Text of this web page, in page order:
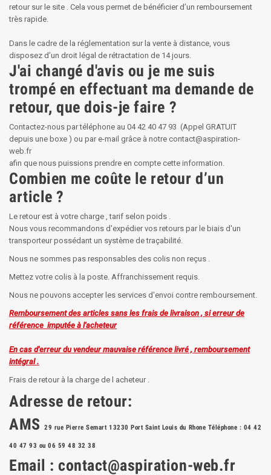
retour sur le site . Cela vous permet de bénéficier d’un remboursement
très rapide.
Dans le cadre de la réglementation sur la vente à distance, vous
disposez d’un droit légal de rétractation de 14 jours.
J'ai changé d'avis ou je me suis
trompé en effectuant ma demande de
retour, que dois-je faire ?
Contactez-nous par téléphone au 04 42 40 47 93 (Appel GRATUIT
depuis une boxe ) ou par e-mail grâce à notre contact@aspiration-
web.fr
afin que nous puissions prendre en compte cette information.
Combien me coûte le retour d’un
article ?
Le retour est à votre charge , tarif selon poids .
Nous vous recommandons d'expédier vos retours par le biais d'un
transporteur possédant un système de traçabilité.
Nous ne sommes pas responsables des colis non reçus .
Mettez votre colis à la poste. Affranchissement requis.
Nous ne pouvons accepter les services d'envoi contre remboursement.
Remboursement des articles sans les frais de livraison , si erreur de
référence imputée à l'acheteur
En cas d'erreur du vendeur mauvaise référence livré , remboursement
intégral .
Frais de retour à la charge de l acheteur .
Adresse de retour:
AMS29 rue Pierre Semart 13230 Port Saint Louis du Rhone Téléphone : 04 42
40 47 93 ou 06 59 48 32 38
Email : contact@aspiration-web.fr